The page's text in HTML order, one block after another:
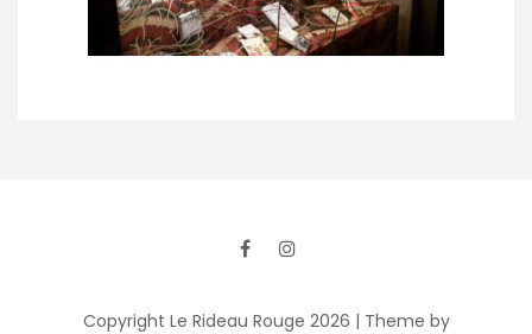
Copyright Le Rideau Rouge 2026 | Theme by